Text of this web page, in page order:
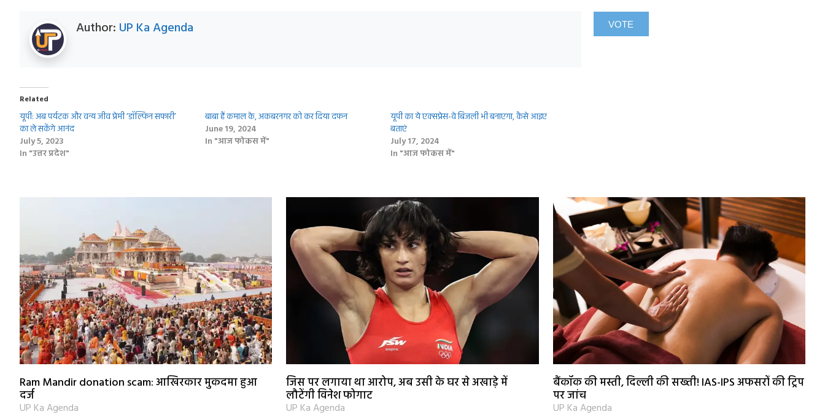
Author: UP Ka Agenda
Related
यूपी: अब पर्यटक और वन्य जीव प्रेमी ‘डॉल्फिन सफारी’
का ले सकेंगे आनंद
July 5, 2023
In "उत्तर प्रदेश"
बाबा हैं कमाल के, अकबरनगर को कर दिया दफन
June 19, 2024
In "आज फोकस में"
यूपी का ये एक्सप्रेस-वे बिजली भी बनाएगा, कैसे आइए
बताएं
July 17, 2024
In "आज फोकस में"
Ram Mandir donation scam: आखिरकार मुकदमा हुआ
दर्ज
UP Ka Agenda
जिस पर लगाया था आरोप, अब उसी के घर से अखाड़े में
लौटेंगी विनेश फोगाट
UP Ka Agenda
बैंकॉक की मस्ती, दिल्ली की सख्ती! IAS-IPS अफसरों की ट्रिप
पर जांच
UP Ka Agenda